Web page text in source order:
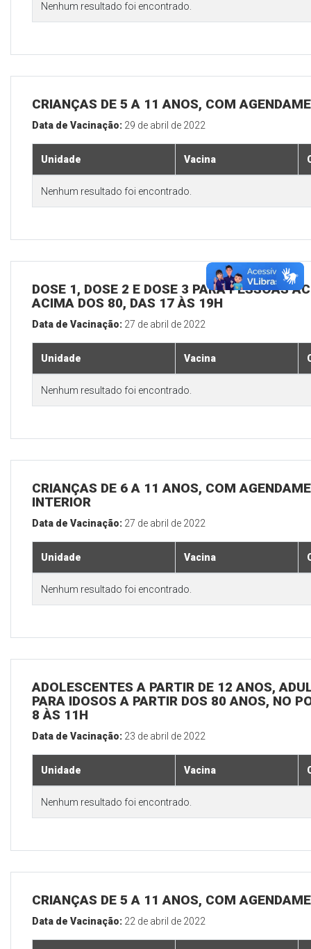
Nenhum resultado foi encontrado.
CRIANÇAS DE 5 A 11 ANOS, COM
Data de Vacinação: 29 de abril de 2022
Unidade Vacina
Nenhum resultado foi encontrado.
DOSE 1, DOSE 2 E DOSE 3 PARA PESSOAS
ACIMA DOS 80, DAS 17 ÀS 19H
Data de Vacinação: 27 de abril de 2022
Unidade Vacina
Nenhum resultado foi encontrado.
CRIANÇAS DE 6 A 11 ANOS, COM
INTERIOR
Data de Vacinação: 27 de abril de 2022
Unidade Vacina
Nenhum resultado foi encontrado.
ADOLESCENTES A PARTIR DE 12 ANOS,
PARA IDOSOS A PARTIR DOS 80 ANOS, NO
8 ÀS 11H
Data de Vacinação: 23 de abril de 2022
Unidade Vacina
Nenhum resultado foi encontrado.
CRIANÇAS DE 5 A 11 ANOS, COM
Data de Vacinação: 22 de abril de 2022